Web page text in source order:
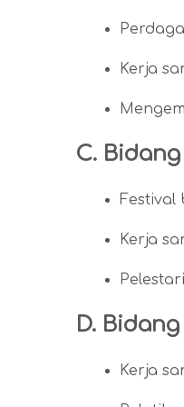
Kerja
C.
Festival
Kerja
D.
Kerja